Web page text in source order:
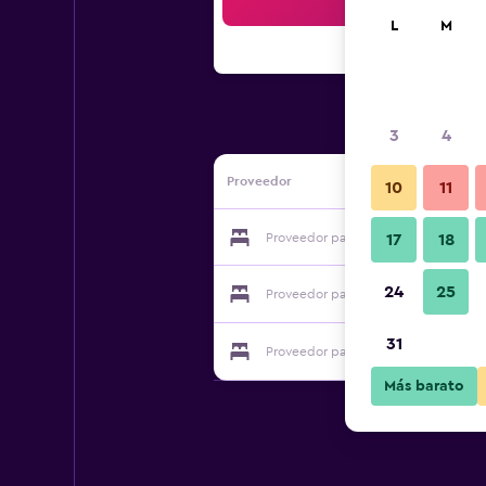
Proveedor
Proveedor para Feilding Motel
Proveedor para Feilding Motel
Proveedor para Feilding Motel
L M
3 4
10 11
17 18
24 25
31
Más barato